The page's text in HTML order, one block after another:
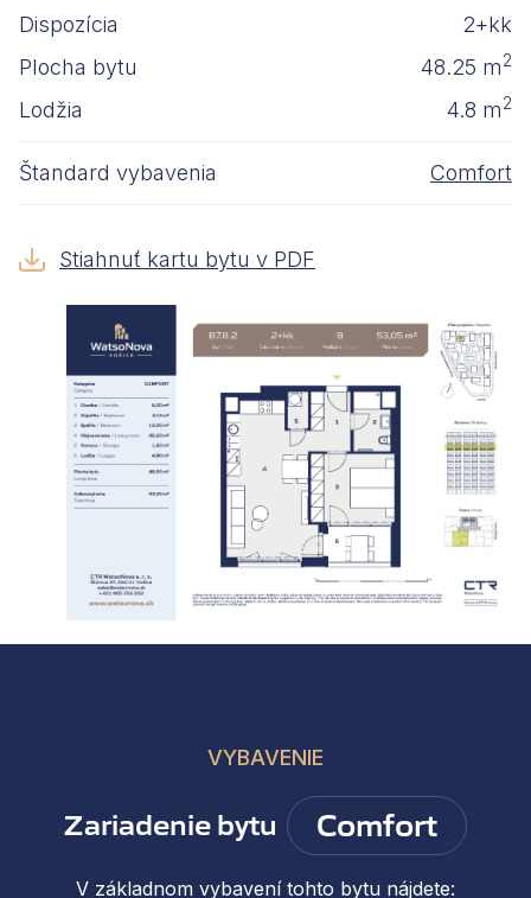
Dispozícia
2+kk
Plocha bytu
48.25 m2
Lodžia 4.8 m2
Štandard vybavenia Comfort
Stiahnuť kartu bytu v PDF
VYBAVENIE
Zariadenie bytu Comfort
V základnom vybavení tohto bytu nájdete: